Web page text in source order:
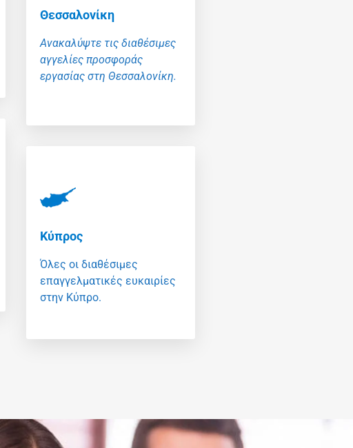
Θεσσαλονίκη
Ανακαλύψτε τις διαθέσιμες
αγγελίες προσφοράς
εργασίας στη Θεσσαλονίκη.
Κύπρος
Όλες οι διαθέσιμες
επαγγελματικές ευκαιρίες
στην Κύπρο.